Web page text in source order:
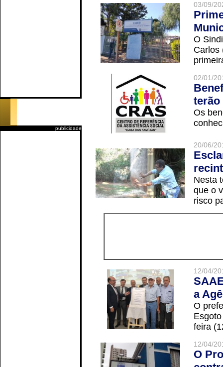
publicidade
03/09/
O
Carlos
02/01/
terão
Os
20/06/
Nesta
que o
risco
12/04/
a
O
feira
12/04/
O